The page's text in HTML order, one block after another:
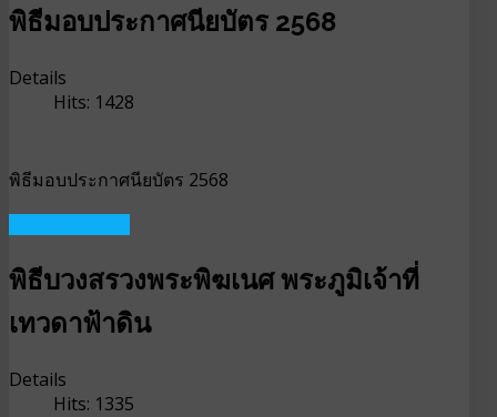
พิธีมอบประกาศนียบัตร 2568
Details
Hits: 1428
พิธีมอบประกาศนียบัตร 2568
พิธีบวงสรวงพระพิฆเนศ พระภูมิเจ้าที่
เทวดาฟ้าดิน
Details
Hits: 1335